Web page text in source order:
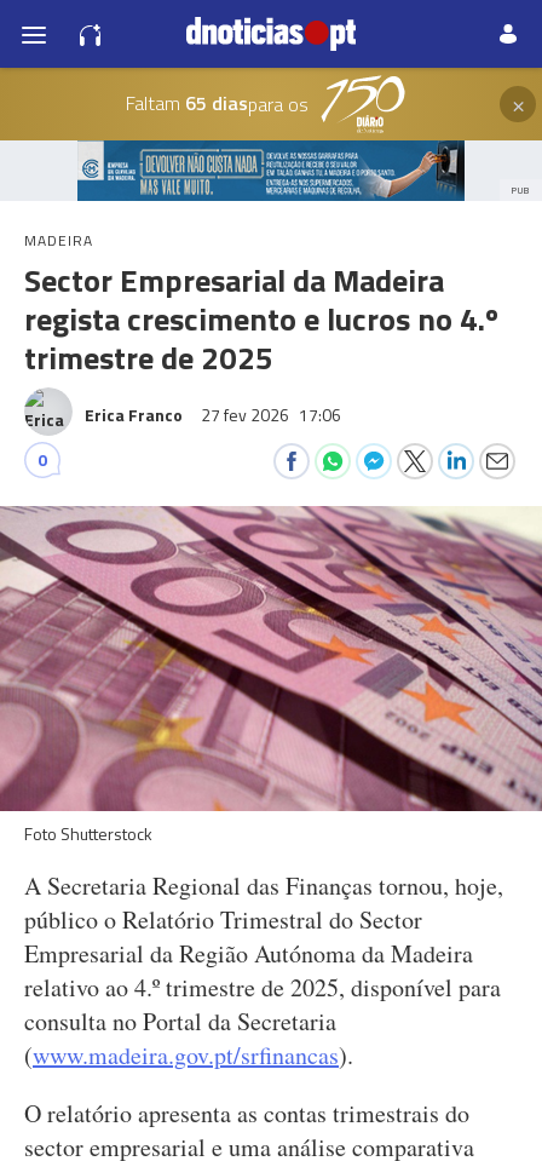
Faltam 65 diaspara os ×
PUB
MADEIRA
Sector Empresarial da Madeira
regista crescimento e lucros no 4.º
trimestre de 2025
Erica Franco 27 fev 2026 17:06
0
Foto Shutterstock
A Secretaria Regional das Finanças tornou, hoje,
público o Relatório Trimestral do Sector
Empresarial da Região Autónoma da Madeira
relativo ao 4.º trimestre de 2025, disponível para
consulta no Portal da Secretaria
(www.madeira.gov.pt/srfinancas).
O relatório apresenta as contas trimestrais do
sector empresarial e uma análise comparativa